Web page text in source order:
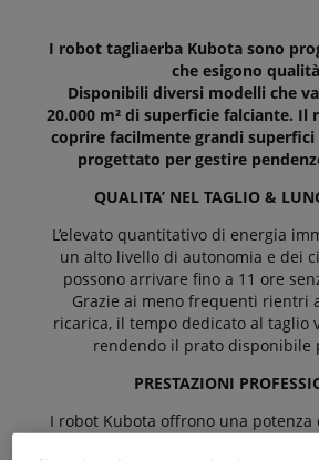
I robot tagliaerba Kubota sono
che esigono
Disponibili diversi modelli che
20.000 m² di superficie falciante. Il
coprire facilmente grandi superfici
progettato per gestire
QUALITA’ NEL TAGLIO &
L’elevato quantitativo di energia
un alto livello di autonomia e dei
possono arrivare fino a 11 ore
Grazie ai meno frequenti rientri
ricarica, il tempo dedicato al taglio
rendendo il prato disponibile
PRESTAZIONI
I robot Kubota offrono una potenza